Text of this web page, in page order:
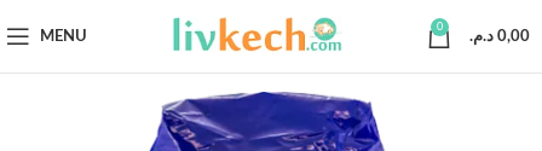
MENU
0
0,00 د.م.